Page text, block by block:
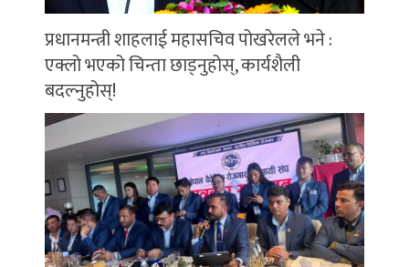
प्रधानमन्त्री शाहलाई महासचिव पोखरेलले भने :
एक्लो भएको चिन्ता छाड्नुहोस्, कार्यशैली
बदल्नुहोस्!